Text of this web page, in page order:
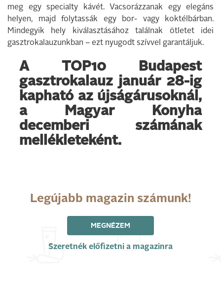
meg egy specialty kávét. Vacsorázzanak egy elegáns
helyen, majd folytassák egy bor- vagy koktélbárban.
Mindegyik hely kiválasztásához találnak ötletet idei
gasztrokalauzunkban – ezt nyugodt szívvel garantáljuk.
A TOP10 Budapest
gasztrokalauz január 28-ig
kapható az újságárusoknál,
a Magyar Konyha
decemberi számának
mellékleteként.
Legújabb magazin számunk!
MEGNÉZEM
Szeretnék előfizetni a magazinra